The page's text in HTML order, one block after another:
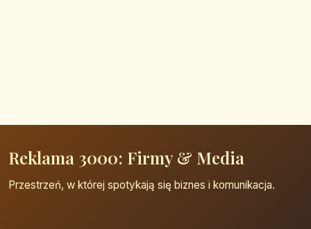
Reklama 3000: Firmy & Media
Przestrzeń, w której spotykają się biznes i komunikacja.